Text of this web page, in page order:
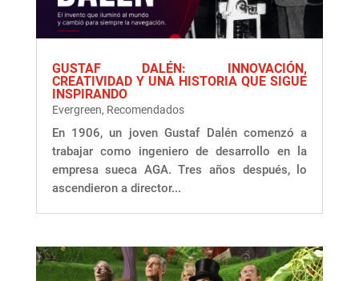
GUSTAF DALÉN: INNOVACIÓN,
CREATIVIDAD Y UNA HISTORIA QUE SIGUE
INSPIRANDO
Evergreen, Recomendados
En 1906, un joven Gustaf Dalén comenzó a
trabajar como ingeniero de desarrollo en la
empresa sueca AGA. Tres años después, lo
ascendieron a director...